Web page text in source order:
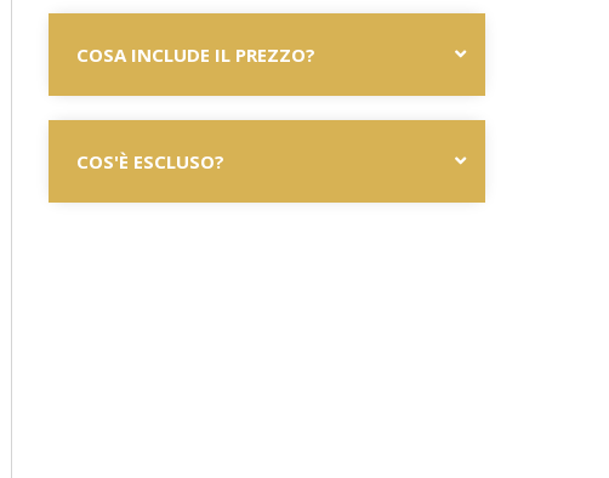
COSA INCLUDE IL PREZZO?
COS'È ESCLUSO?